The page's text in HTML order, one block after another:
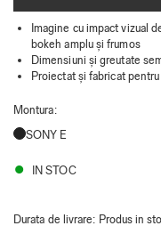
Imagine cu impact vizual
bokeh amplu și frumos
Dimensiuni și greutate
Proiectat și fabricat
Montura:
SONY E
IN STOC
Durata de livrare: Produs in